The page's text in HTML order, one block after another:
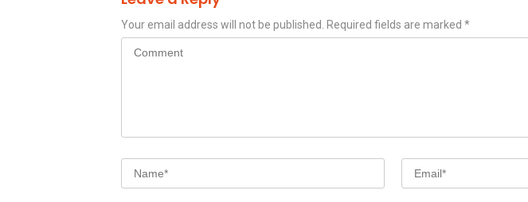
Your email address will not be published. Required fields are marked *